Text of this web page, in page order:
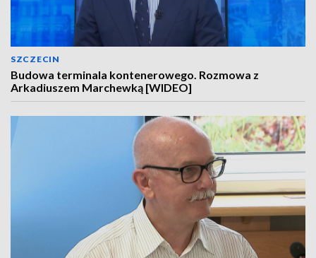
SZCZECIN
Budowa terminala kontenerowego. Rozmowa z
Arkadiuszem Marchewką [WIDEO]